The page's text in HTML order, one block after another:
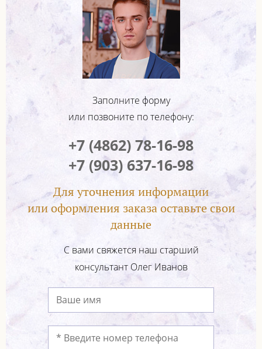
Заполните форму
или позвоните по телефону:
+7 (4862) 78-16-98
+7 (903) 637-16-98
Для уточнения информации
или оформления заказа оставьте свои
данные
С вами свяжется наш старший
консультант Олег Иванов